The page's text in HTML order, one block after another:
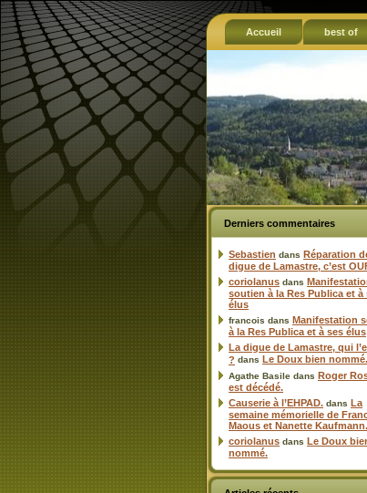
Accueil best of
Derniers commentaires
Sebastien dans Réparation
digue de Lamastre, c’est
coriolanus dans
soutien à la Res Publica et à
élus
francois dans Manifestation
à la Res Publica et à ses élus
La digue de Lamastre, qui
? dans Le Doux bien nommé.
Agathe Basile dans Roger
est décédé.
Causerie à l’EHPAD. dans La
semaine mémorielle de
Maous et Nanette Kaufmann.
coriolanus dans Le Doux
nommé.